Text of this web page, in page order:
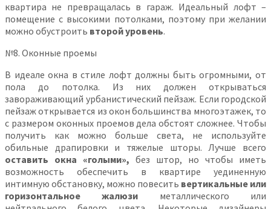
квартира не превращалась в гараж. Идеальный лофт –
помещение с высокими потолками, поэтому при желании
можно обустроить второй уровень.
№8. Оконные проемы
В идеале окна в стиле лофт должны быть огромными, от
пола до потолка. Из них должен открываться
завораживающий урбанистический пейзаж. Если городской
пейзаж открывается из окон большинства многоэтажек, то
с размером оконных проемов дела обстоят сложнее. Чтобы
получить как можно больше света, не используйте
обильные драпировки и тяжелые шторы. Лучше всего
оставить окна «голыми», без штор, но чтобы иметь
возможность обеспечить в квартире уединенную
интимную обстановку, можно повесить вертикальные или
горизонтальное жалюзи металлического или